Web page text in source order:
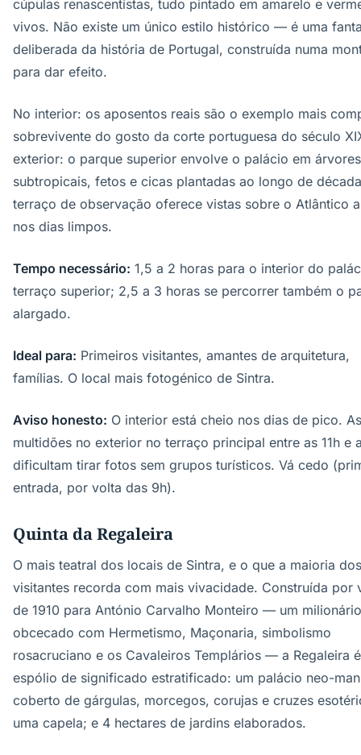
cúpulas renascentistas, tudo pintado em amarelo e
vivos. Não existe um único estilo histórico — é uma
deliberada da história de Portugal, construída numa
para dar efeito.
No interior: os aposentos reais são o exemplo mais
sobrevivente do gosto da corte portuguesa do século
exterior: o parque superior envolve o palácio em árvores
subtropicais, fetos e cicas plantadas ao longo de
terraço de observação oferece vistas sobre o Atlântico a
nos dias limpos.
Tempo necessário: 1,5 a 2 horas para o interior do
terraço superior; 2,5 a 3 horas se percorrer também o
alargado.
Ideal para: Primeiros visitantes, amantes de arquitetura,
famílias. O local mais fotogénico de Sintra.
Aviso honesto: O interior está cheio nos dias de pico. As
multidões no exterior no terraço principal entre as 11h e
dificultam tirar fotos sem grupos turísticos. Vá cedo
entrada, por volta das 9h).
Quinta da Regaleira
O mais teatral dos locais de Sintra, e o que a maioria dos
visitantes recorda com mais vivacidade. Construída por
de 1910 para António Carvalho Monteiro — um milionário
obcecado com Hermetismo, Maçonaria, simbolismo
rosacruciano e os Cavaleiros Templários — a Regaleira
espólio de significado estratificado: um palácio neo-
coberto de gárgulas, morcegos, corujas e cruzes
uma capela; e 4 hectares de jardins elaborados.